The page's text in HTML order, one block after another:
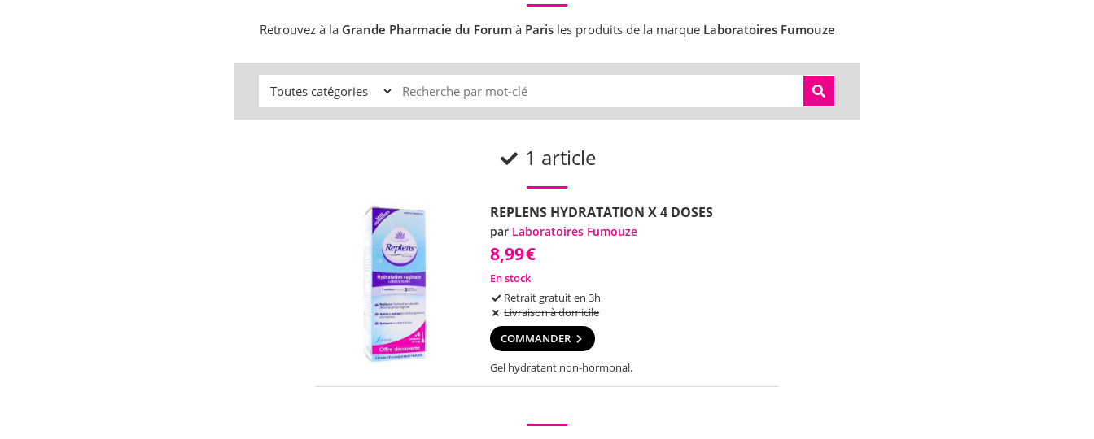
Retrouvez à la Grande Pharmacie du Forumà Parisles produits de la marque Laboratoires Fumouze
1 article
REPLENS HYDRATATION X 4 DOSES
par Laboratoires Fumouze
8,99€
En stock
Retrait gratuit en 3h
Livraison à domicile
COMMANDER
Gel hydratant non-hormonal.